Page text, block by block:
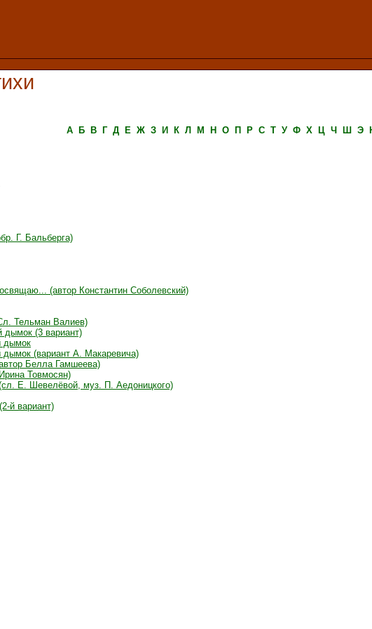
А
Б В Г Д Е Ж З И К Л М Н О П Р С Т У Ф Х Ц Ч Ш Э
Г. Бальберга)
(автор Константин Соболевский)
Тельман Валиев)
дымок (3 вариант)
дымок
дымок (вариант А. Макаревича)
Белла Гамшеева)
Товмосян)
Е. Шевелёвой, муз. П. Аедоницкого)
й вариант)